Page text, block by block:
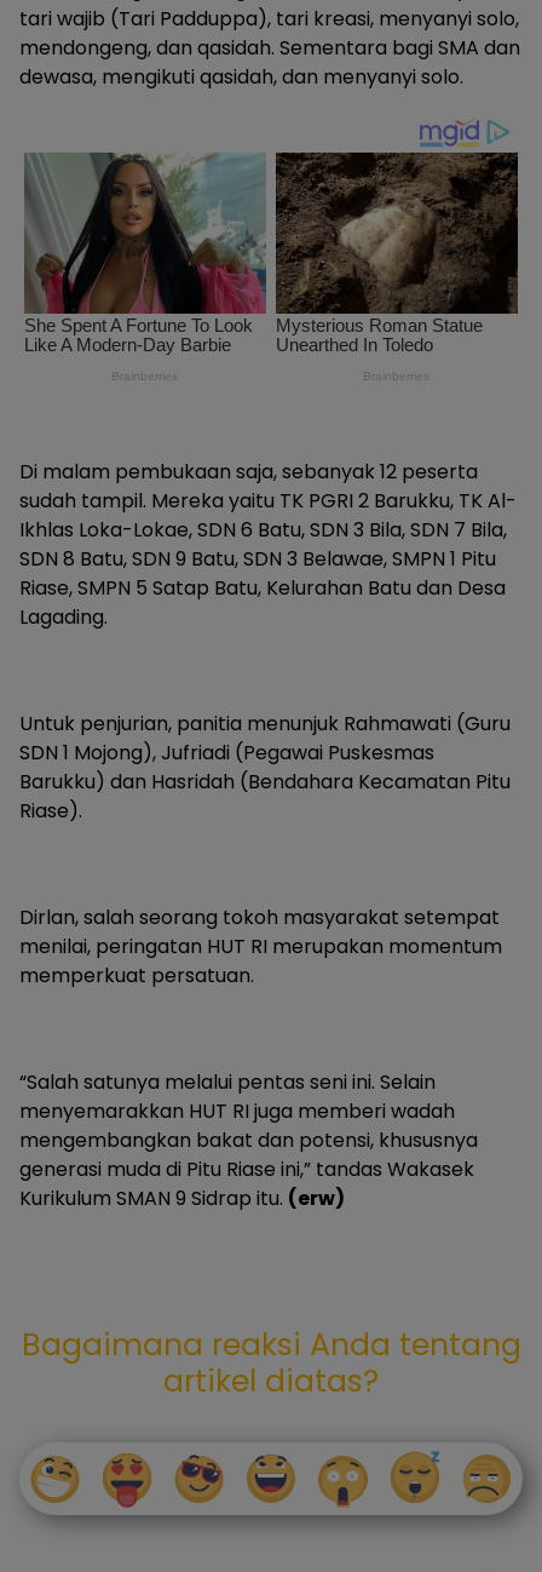
tari wajib (Tari Padduppa), tari kreasi, menyanyi solo,
mendongeng, dan qasidah. Sementara bagi SMA dan
dewasa, mengikuti qasidah, dan menyanyi solo.
Di malam pembukaan saja, sebanyak 12 peserta
sudah tampil. Mereka yaitu TK PGRI 2 Barukku, TK Al-
Ikhlas Loka-Lokae, SDN 6 Batu, SDN 3 Bila, SDN 7 Bila,
SDN 8 Batu, SDN 9 Batu, SDN 3 Belawae, SMPN 1 Pitu
Riase, SMPN 5 Satap Batu, Kelurahan Batu dan Desa
Lagading.
Untuk penjurian, panitia menunjuk Rahmawati (Guru
SDN 1 Mojong), Jufriadi (Pegawai Puskesmas
Barukku) dan Hasridah (Bendahara Kecamatan Pitu
Riase).
Dirlan, salah seorang tokoh masyarakat setempat
menilai, peringatan HUT RI merupakan momentum
memperkuat persatuan.
“Salah satunya melalui pentas seni ini. Selain
menyemarakkan HUT RI juga memberi wadah
mengembangkan bakat dan potensi, khususnya
generasi muda di Pitu Riase ini,” tandas Wakasek
Kurikulum SMAN 9 Sidrap itu. (erw)
Bagaimana reaksi Anda tentang
artikel diatas?